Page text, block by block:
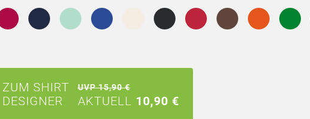
ZUM SHIRT
DESIGNER
UVP 15,90 €
AKTUELL 10,90 €